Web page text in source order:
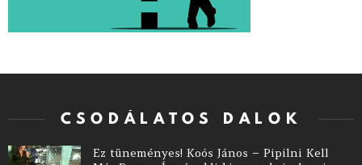
CSODÁLATOS DALOK
Ez tüneményes! Koós János – Pipilni Kell